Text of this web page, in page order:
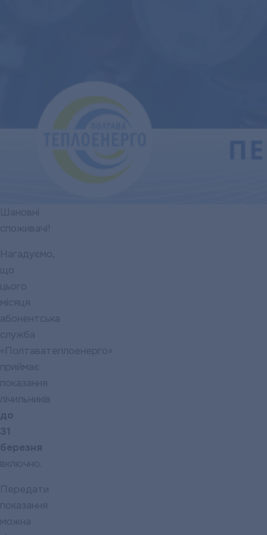
Шановні
споживачі!
Нагадуємо,
що
цього
місяця
абонентська
служба
«Полтаватеплоенерго»
приймає
показання
лічильників
до
31
березня
включно.
Передати
показання
можна